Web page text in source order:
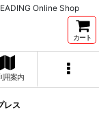
Online Shop
カート
用案内
レス